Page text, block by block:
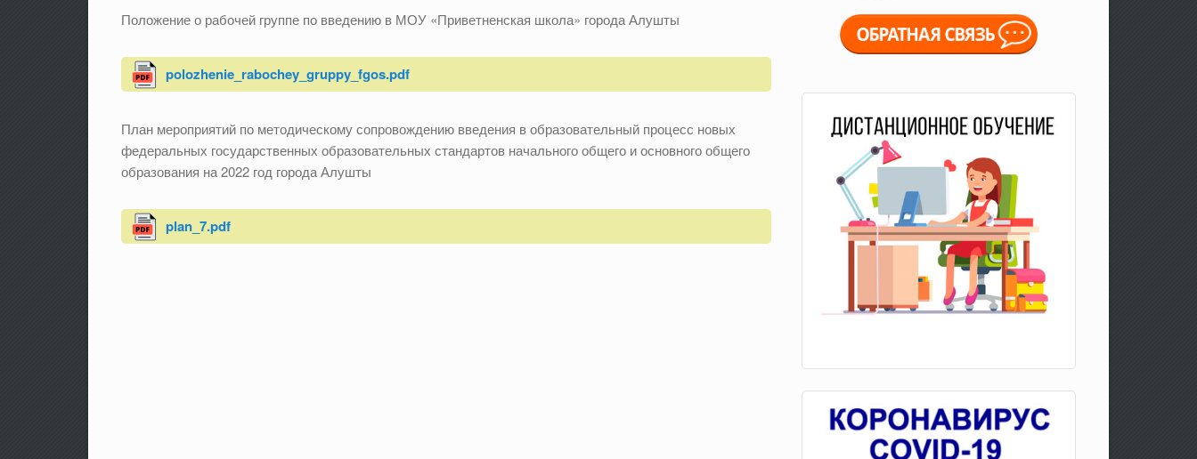
Положение о рабочей группе по введению в МОУ «Приветненская школа» города Алушты
polozhenie_rabochey_gruppy_fgos.pdf
План мероприятий по методическому сопровождению введения в образовательный процесс новых
федеральных государственных образовательных стандартов начального общего и основного общего
образования на 2022 год города Алушты
plan_7.pdf